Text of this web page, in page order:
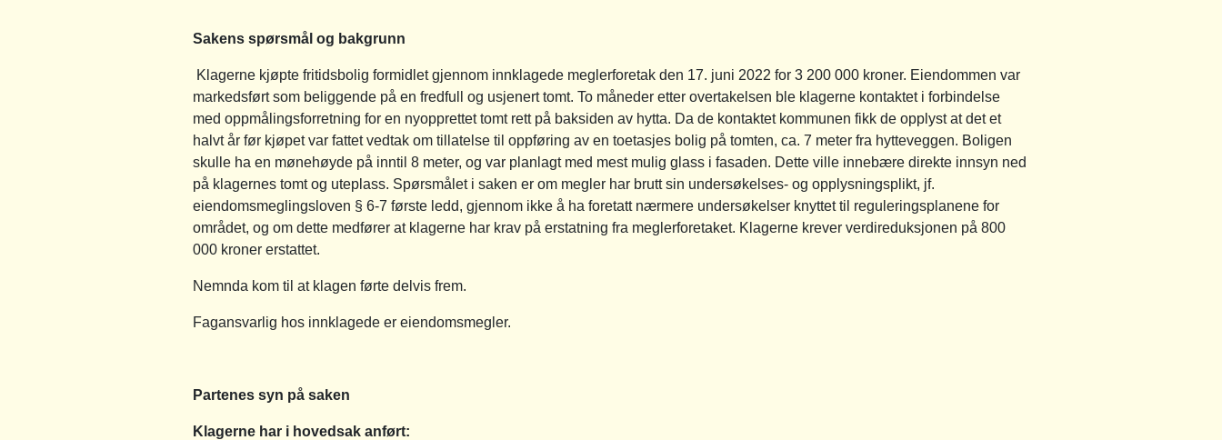
Sakens spørsmål og bakgrunn
Klagerne kjøpte fritidsbolig formidlet gjennom innklagede meglerforetak den 17. juni 2022 for 3 200 000 kroner. Eiendommen var
markedsført som beliggende på en fredfull og usjenert tomt. To måneder etter overtakelsen ble klagerne kontaktet i forbindelse
med oppmålingsforretning for en nyopprettet tomt rett på baksiden av hytta. Da de kontaktet kommunen fikk de opplyst at det et
halvt år før kjøpet var fattet vedtak om tillatelse til oppføring av en toetasjes bolig på tomten, ca. 7 meter fra hytteveggen. Boligen
skulle ha en mønehøyde på inntil 8 meter, og var planlagt med mest mulig glass i fasaden. Dette ville innebære direkte innsyn ned
på klagernes tomt og uteplass. Spørsmålet i saken er om megler har brutt sin undersøkelses- og opplysningsplikt, jf.
eiendomsmeglingsloven § 6-7 første ledd, gjennom ikke å ha foretatt nærmere undersøkelser knyttet til reguleringsplanene for
området, og om dette medfører at klagerne har krav på erstatning fra meglerforetaket. Klagerne krever verdireduksjonen på 800
000 kroner erstattet.
Nemnda kom til at klagen førte delvis frem.
Fagansvarlig hos innklagede er eiendomsmegler.
Partenes syn på saken
Klagerne har i hovedsak anført: